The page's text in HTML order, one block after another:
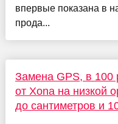
впервые показана в
прода...
Замена GPS, в 100
от Xona на низкой
до сантиметров и